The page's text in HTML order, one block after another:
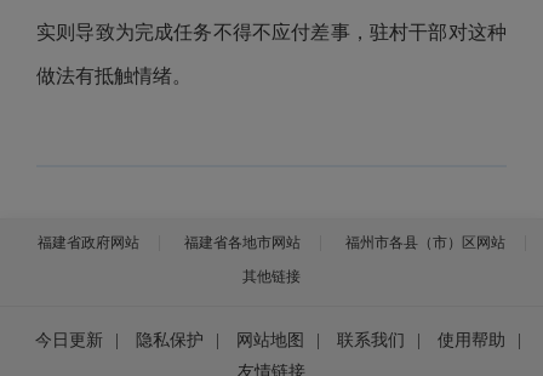
实则导致为完成任务不得不应付差事，驻村干部对这种
做法有抵触情绪。
福建省政府网站 福建省各地市网站
福州市各县（市）区网站
其他链接
今日更新 隐私保护 网站地图 联系我们 使用帮助
友情链接